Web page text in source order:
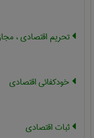
تحریم اقتصادی ،
خودکفائی اقتصادی
ثبات اقتصادی